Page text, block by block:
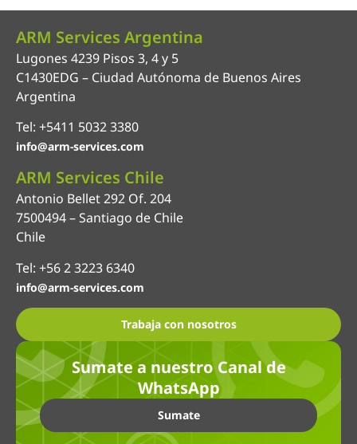
ARM Services Argentina
Lugones 4239 Pisos 3, 4 y 5
C1430EDG – Ciudad Autónoma de Buenos Aires
Argentina
Tel: +5411 5032 3380
info@arm-services.com
ARM Services Chile
Antonio Bellet 292 Of. 204
7500494 – Santiago de Chile
Chile
Tel: +56 2 3223 6340
info@arm-services.com
Trabaja con nosotros
Sumate a nuestro Canal de
WhatsApp
Sumate